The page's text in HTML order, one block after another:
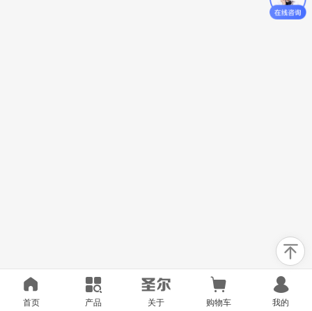
首页 产品 关于 购物车 我的